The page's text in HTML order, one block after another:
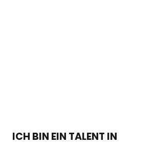
ICH BIN EIN TALENT IN